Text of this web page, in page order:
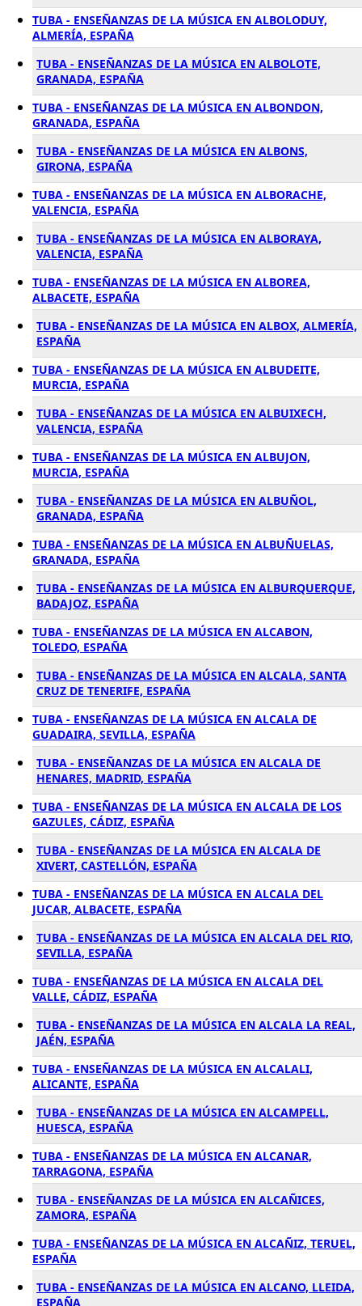
TUBA - ENSEÑANZAS DE LA MÚSICA EN ALBOLODUY,
ALMERÍA, ESPAÑA
TUBA - ENSEÑANZAS DE LA MÚSICA EN ALBOLOTE,
GRANADA, ESPAÑA
TUBA - ENSEÑANZAS DE LA MÚSICA EN ALBONDON,
GRANADA, ESPAÑA
TUBA - ENSEÑANZAS DE LA MÚSICA EN ALBONS,
GIRONA, ESPAÑA
TUBA - ENSEÑANZAS DE LA MÚSICA EN ALBORACHE,
VALENCIA, ESPAÑA
TUBA - ENSEÑANZAS DE LA MÚSICA EN ALBORAYA,
VALENCIA, ESPAÑA
TUBA - ENSEÑANZAS DE LA MÚSICA EN ALBOREA,
ALBACETE, ESPAÑA
TUBA - ENSEÑANZAS DE LA MÚSICA EN ALBOX, ALMERÍA,
ESPAÑA
TUBA - ENSEÑANZAS DE LA MÚSICA EN ALBUDEITE,
MURCIA, ESPAÑA
TUBA - ENSEÑANZAS DE LA MÚSICA EN ALBUIXECH,
VALENCIA, ESPAÑA
TUBA - ENSEÑANZAS DE LA MÚSICA EN ALBUJON,
MURCIA, ESPAÑA
TUBA - ENSEÑANZAS DE LA MÚSICA EN ALBUÑOL,
GRANADA, ESPAÑA
TUBA - ENSEÑANZAS DE LA MÚSICA EN ALBUÑUELAS,
GRANADA, ESPAÑA
TUBA - ENSEÑANZAS DE LA MÚSICA EN ALBURQUERQUE,
BADAJOZ, ESPAÑA
TUBA - ENSEÑANZAS DE LA MÚSICA EN ALCABON,
TOLEDO, ESPAÑA
TUBA - ENSEÑANZAS DE LA MÚSICA EN ALCALA, SANTA
CRUZ DE TENERIFE, ESPAÑA
TUBA - ENSEÑANZAS DE LA MÚSICA EN ALCALA DE
GUADAIRA, SEVILLA, ESPAÑA
TUBA - ENSEÑANZAS DE LA MÚSICA EN ALCALA DE
HENARES, MADRID, ESPAÑA
TUBA - ENSEÑANZAS DE LA MÚSICA EN ALCALA DE LOS
GAZULES, CÁDIZ, ESPAÑA
TUBA - ENSEÑANZAS DE LA MÚSICA EN ALCALA DE
XIVERT, CASTELLÓN, ESPAÑA
TUBA - ENSEÑANZAS DE LA MÚSICA EN ALCALA DEL
JUCAR, ALBACETE, ESPAÑA
TUBA - ENSEÑANZAS DE LA MÚSICA EN ALCALA DEL RIO,
SEVILLA, ESPAÑA
TUBA - ENSEÑANZAS DE LA MÚSICA EN ALCALA DEL
VALLE, CÁDIZ, ESPAÑA
TUBA - ENSEÑANZAS DE LA MÚSICA EN ALCALA LA REAL,
JAÉN, ESPAÑA
TUBA - ENSEÑANZAS DE LA MÚSICA EN ALCALALI,
ALICANTE, ESPAÑA
TUBA - ENSEÑANZAS DE LA MÚSICA EN ALCAMPELL,
HUESCA, ESPAÑA
TUBA - ENSEÑANZAS DE LA MÚSICA EN ALCANAR,
TARRAGONA, ESPAÑA
TUBA - ENSEÑANZAS DE LA MÚSICA EN ALCAÑICES,
ZAMORA, ESPAÑA
TUBA - ENSEÑANZAS DE LA MÚSICA EN ALCAÑIZ, TERUEL,
ESPAÑA
TUBA - ENSEÑANZAS DE LA MÚSICA EN ALCANO, LLEIDA,
ESPAÑA